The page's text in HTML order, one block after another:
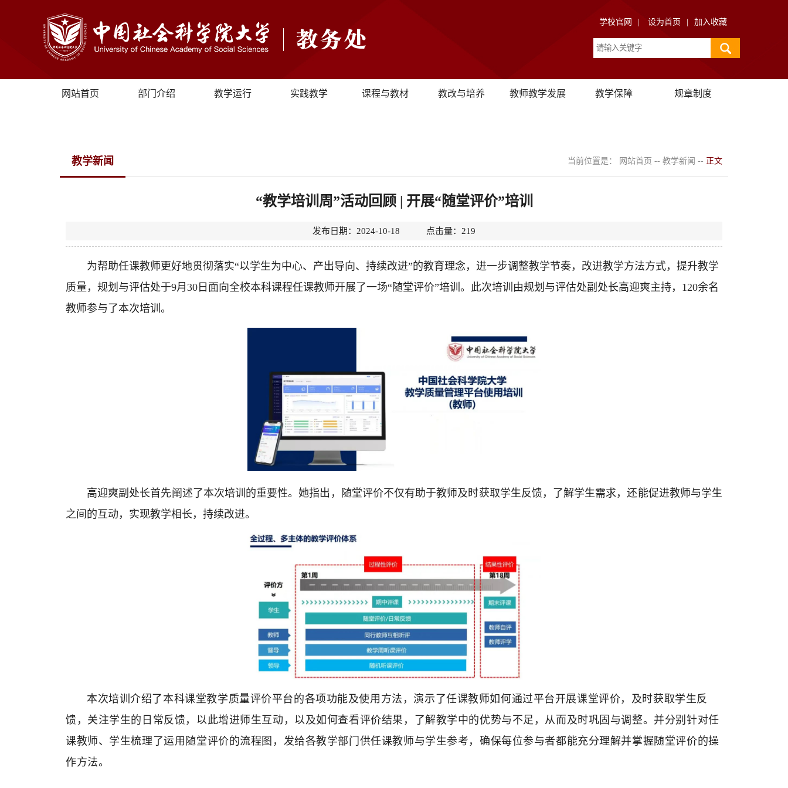
学校官网 设为首页 加入收藏
网站首页 部门介绍 教学运行 实践教学 课程与教材 教改与培养 教师教学发展 教学保障 规章制度
教学新闻 当前位置是： 网站首页 -- 教学新闻 -- 正文
“教学培训周”活动回顾 | 开展“随堂评价”培训
发布日期：2024-10-18 点击量： 219
为帮助任课教师更好地贯彻落实“以学生为中心、产出导向、持续改进”的教育理念，进一步调整教学节奏，改进教学方法方式，提升教学
质量，规划与评估处于9月30日面向全校本科课程任课教师开展了一场“随堂评价”培训。此次培训由规划与评估处副处长高迎爽主持，120余名
教师参与了本次培训。
高迎爽副处长首先阐述了本次培训的重要性。她指出，随堂评价不仅有助于教师及时获取学生反馈，了解学生需求，还能促进教师与学生
之间的互动，实现教学相长，持续改进。
本次培训介绍了本科课堂教学质量评价平台的各项功能及使用方法，演示了任课教师如何通过平台开展课堂评价，及时获取学生反
馈，关注学生的日常反馈，以此增进师生互动，以及如何查看评价结果，了解教学中的优势与不足，从而及时巩固与调整。并分别针对任
课教师、学生梳理了运用随堂评价的流程图，发给各教学部门供任课教师与学生参考，确保每位参与者都能充分理解并掌握随堂评价的操
作方法。